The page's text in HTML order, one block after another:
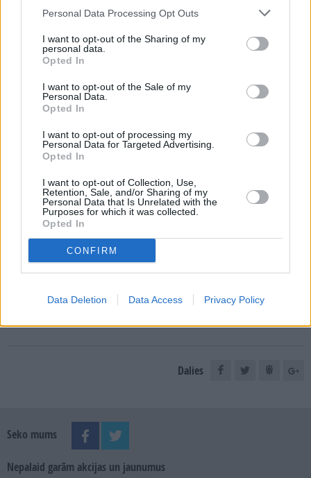
Personal Data Processing Opt Outs
I want to opt-out of the Sharing of my
personal data.
Opted In
I want to opt-out of the Sale of my
Personal Data.
Opted In
I want to opt-out of processing my
Personal Data for Targeted Advertising.
Opted In
I want to opt-out of Collection, Use,
Retention, Sale, and/or Sharing of my
Personal Data that Is Unrelated with the
Purposes for which it was collected.
Opted In
CONFIRM
Data Deletion Data Access Privacy Policy
*Visas cenas portālā ManiZurnali.lv norādītas € ar PVN.
Žurnālu izdevumu skaits var atšķirties, kā to nosaka Lietošanas
E-izdevumu arhīvs
Dalies
Seko mums
Nepalaid garām akcijas un jaunumus